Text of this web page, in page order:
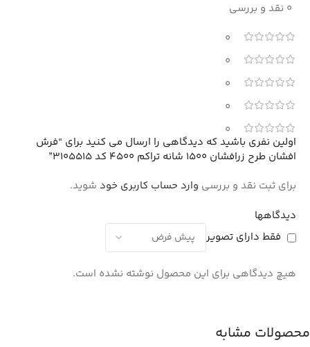
0 نقد و بررسی
0
0
0
0
0
دیدگاهها
فقط دارای تصویر
هیچ دیدگاهی برای این محصول نوشته نشده است.
اولین نفری باشید که دیدگاهی را ارسال می کنید برای “فرش
افشان طرح زرافشان 1500 شانه تراکم 4500 کد 3105515”
برای ثبت نقد و بررسی وارد حساب کاربری خود شوید.
محصولات مشابه